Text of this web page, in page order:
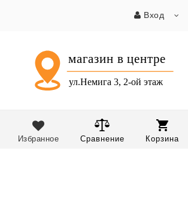
Вход
Корзина
Сравнение
Избранное